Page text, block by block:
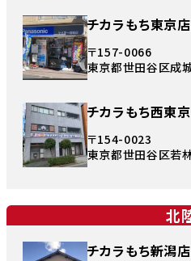
チカラもち東京店
〒157-0066
東京都世田谷区成
チカラもち西東
〒154-0023
東京都世田谷区若
北
チカラもち新潟店